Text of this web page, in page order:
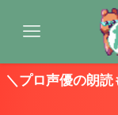
＼プロ声優の朗